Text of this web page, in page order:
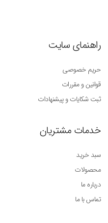
راهنمای سایت
حریم خصوصی
قوانین و مقررات
ثبت شکایات و پیشنهادات
خدمات مشتریان
سبد خرید
محصولات
درباره ما
تماس با ما